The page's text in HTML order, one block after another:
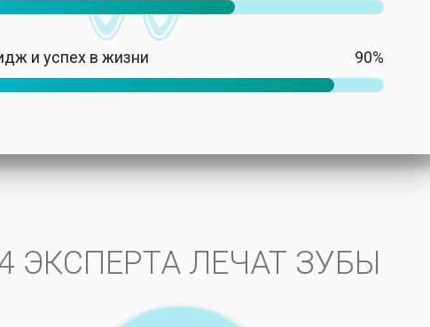
и успех в жизни 90%
ЭКСПЕРТА ЛЕЧАТ ЗУБЫ